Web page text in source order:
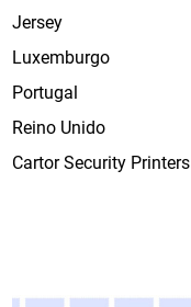
Jersey
Luxemburgo
Portugal
Reino Unido
Cartor Security Printers